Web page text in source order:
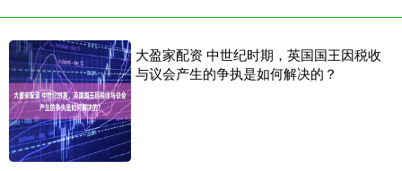
大盈家配资 中世纪时期，英国国王因税收
与议会产生的争执是如何解决的？